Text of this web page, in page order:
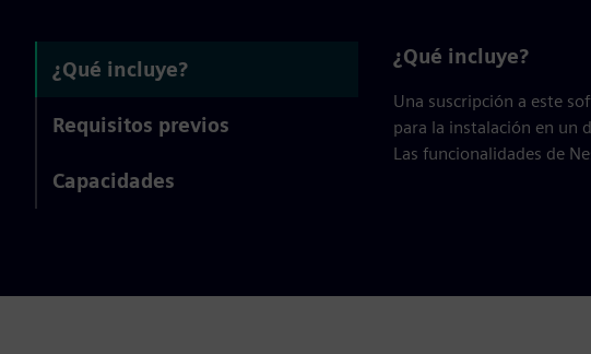
¿Qué incluye?
Requisitos previos
Capacidades
¿Qué incluye?
Una suscripción a este
para la instalación en un
Las funcionalidades de